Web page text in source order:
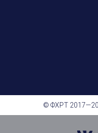
© ФХРТ